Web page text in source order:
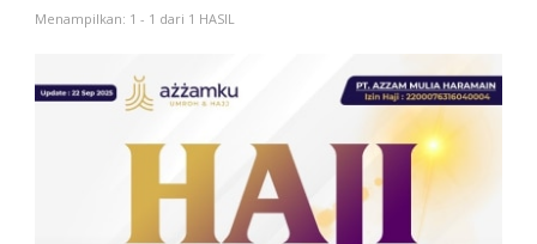
Menampilkan: 1 - 1 dari 1 HASIL